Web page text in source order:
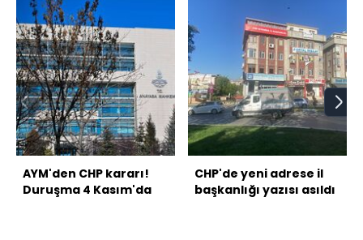
AYM'den CHP kararı!
Duruşma 4 Kasım'da
CHP'de yeni adrese il
başkanlığı yazısı asıldı